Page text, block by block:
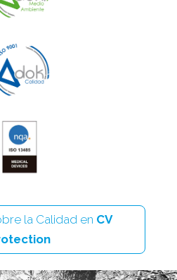
la Calidad en CV